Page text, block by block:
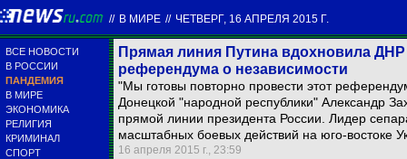
// В МИРЕ // ЧЕТВЕРГ, 16 АПРЕЛЯ 2015 Г.
ВСЕ НОВОСТИ
В РОССИИ
ПАНДЕМИЯ
В МИРЕ
ЭКОНОМИКА
РЕЛИГИЯ
КРИМИНАЛ
СПОРТ
Прямая линия Путина вдохновила
референдума о независимости
"Мы готовы повторно провести этот
Донецкой "народной республики" Александр
прямой линии президента России. Лидер
масштабных боевых действий на юго-востоке
16 апреля 2015 г., 23:59